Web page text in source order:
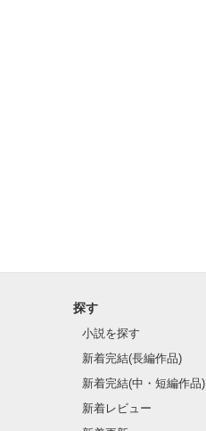
探す
小説を探す
新着完結(長編作品)
新着完結(中・短編作品)
新着レビュー